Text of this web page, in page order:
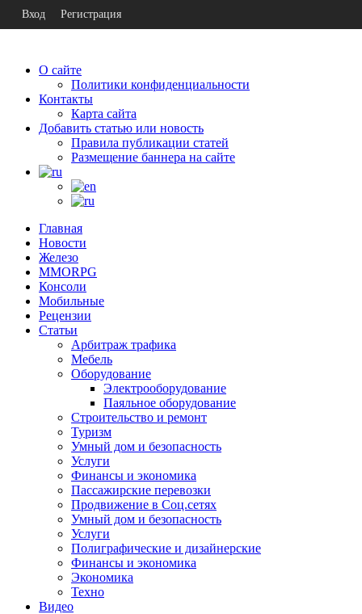
О сайте
Политики конфиденциальности
Контакты
Карта сайта
Добавить статью или новость
Правила публикации статей
Размещение баннера на сайте
Главная
Новости
Железо
MMORPG
Консоли
Мобильные
Рецензии
Статьи
Арбитраж трафика
Мебель
Оборудование
Электрооборудование
Паяльное оборудование
Строительство и ремонт
Туризм
Умный дом и безопасность
Услуги
Финансы и экономика
Пассажирские перевозки
Продвижение в Соц.сетях
Умный дом и безопасность
Услуги
Полиграфические и дизайнерские
Финансы и экономика
Экономика
Техно
Видео
Вход Регистрация